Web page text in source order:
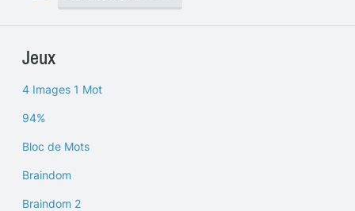
Jeux
4 Images 1 Mot
94%
Bloc de Mots
Braindom
Braindom 2